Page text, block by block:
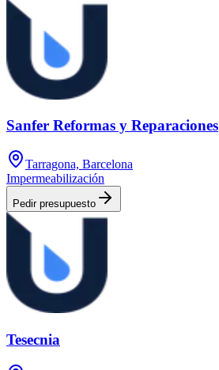
Sanfer Reformas y Reparaciones
Tarragona, Barcelona
Impermeabilización
Pedir presupuesto
Tesecnia